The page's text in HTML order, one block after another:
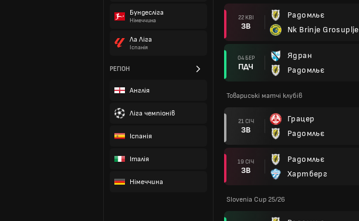
Бундесліга
Німеччина
Ла Ліга
Іспанія
РЕГІОН
Англія
Ліга чемпіонів
Іспанія
Італія
Німеччина
22 КВІ
ЗВ
Радомльє
Nk Brinje Grosuplje
04 БЕР
ПДЧ
Ядран
Радомльє
Товариські матчі клубів
21 СІЧ
ЗВ
Грацер
Радомльє
19 СІЧ
ЗВ
Радомльє
Хартберг
Slovenia Cup 25/26